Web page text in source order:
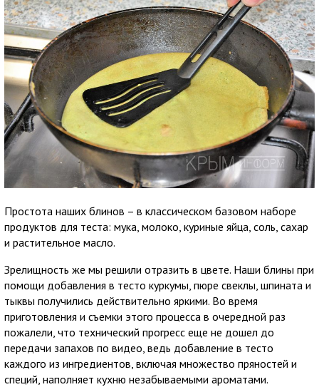
Простота наших блинов – в классическом базовом наборе
продуктов для теста: мука, молоко, куриные яйца, соль, сахар
и растительное масло.
Зрелищность же мы решили отразить в цвете. Наши блины при
помощи добавления в тесто куркумы, пюре свеклы, шпината и
тыквы получились действительно яркими. Во время
приготовления и съемки этого процесса в очередной раз
пожалели, что технический прогресс еще не дошел до
передачи запахов по видео, ведь добавление в тесто
каждого из ингредиентов, включая множество пряностей и
специй, наполняет кухню незабываемыми ароматами.